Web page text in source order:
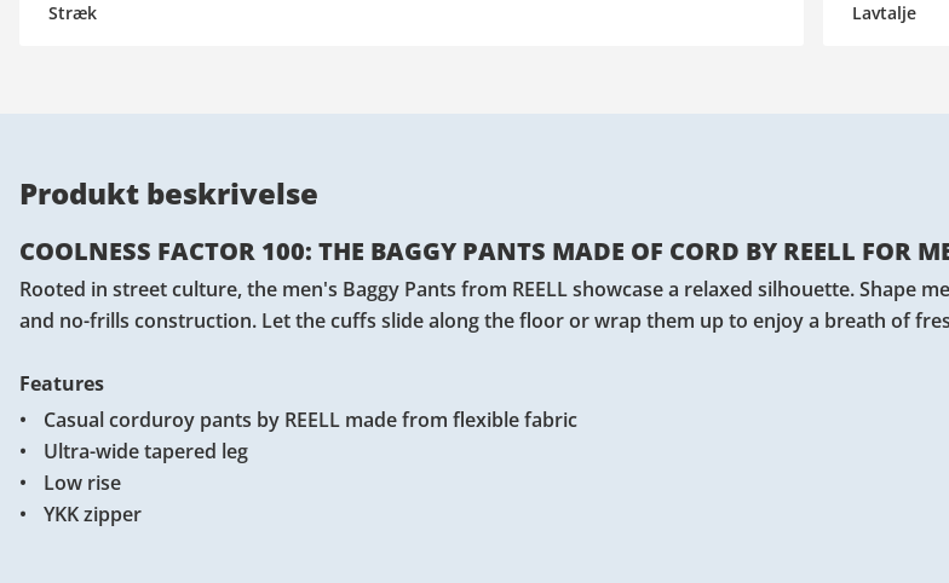
Stræk
Lavtalje
Produkt beskrivelse
COOLNESS FACTOR 100: THE BAGGY PANTS MADE OF CORD BY REELL FOR
Rooted in street culture, the men's Baggy Pants from REELL showcase a relaxed silhouette. Shape
and no-frills construction. Let the cuffs slide along the floor or wrap them up to enjoy a breath of
Features
Casual corduroy pants by REELL made from flexible fabric
Ultra-wide tapered leg
Low rise
YKK zipper